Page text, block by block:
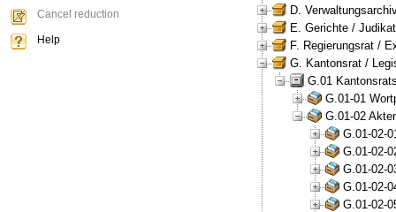
D.
E. Gerichte /
F. Regierungsrat /
G. Kantonsrat /
G.01
G.01-01
G.01-02
G.01-02-
G.01-02-
G.01-02-
G.01-02-
G.01-02-
Cancel reduction
Help